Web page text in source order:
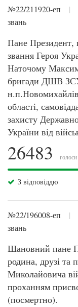
№22/211920-еп |
звань
Пане Президент,
звання Героя
Наточому
бригади ДШВ
області,
захисту
України від
26483 голоси
З відповіддю
№22/196008-еп |
звань
Шановний пане
родина, друзі та
Миколайовича
проханням
(посмертно).